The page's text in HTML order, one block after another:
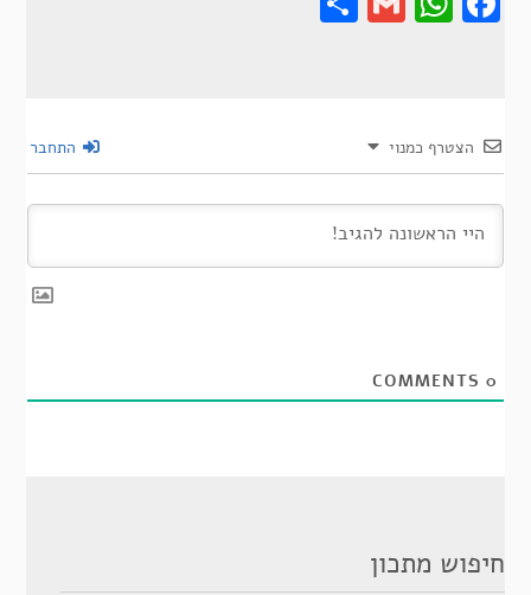
הצטרף כמנוי התחבר
0
חיפוש מתכון